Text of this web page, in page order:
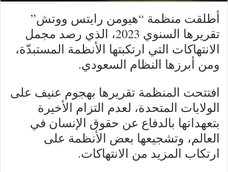
أطلقت منظمة “هيومن رايتس ووتش”
تقريرها السنوي 2023، الذي رصد مجمل
الانتهاكات التي ارتكبتها الأنظمة المستبدّة،
ومن أبرزها النظام السعودي.
افتتحت المنظمة تقريرها بهجوم عنيف على
الولايات المتحدة، لعدم التزام الأخيرة
بتعهداتها بالدفاع عن حقوق الإنسان في
العالم، وتشجيعها بعض الأنظمة على
ارتكاب المزيد من الانتهاكات.